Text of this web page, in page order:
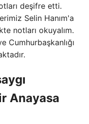
deşifre etti.
Selin Hanım'a
notları okuyalım.
Cumhurbaşkanlığı
Anayasa